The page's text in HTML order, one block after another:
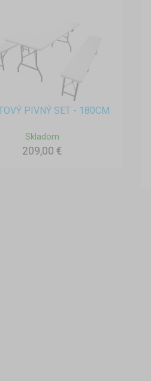
PIVNÝ SET - 180CM
Skladom
209,00 €